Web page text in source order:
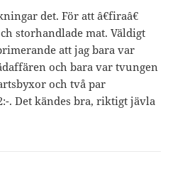
det. För att â€firaâ€
storhandlade mat. Väldigt
att jag bara var
och bara var tvungen
och två par
. Det kändes bra, riktigt jävla